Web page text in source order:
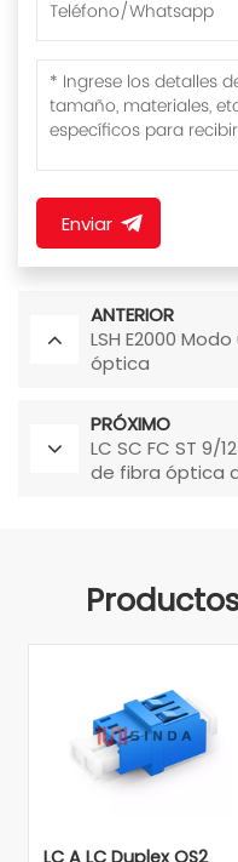
Enviar
ANTERIOR
LSH E2000
óptica
PRÓXIMO
LC SC FC ST
de fibra óptica